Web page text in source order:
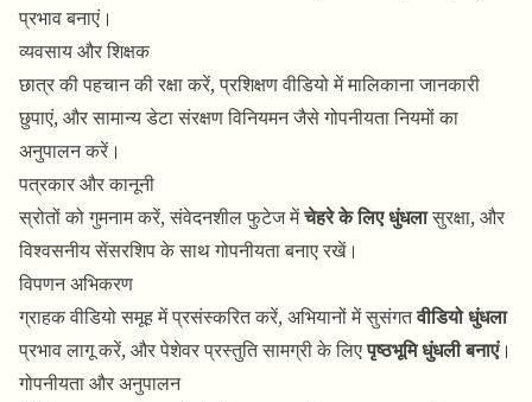
प्रभाव बनाएं।
व्यवसाय और शिक्षक
छात्र की पहचान की रक्षा करें, प्रशिक्षण वीडियो में मालिकाना जानकारी
छुपाएं, और सामान्य डेटा संरक्षण विनियमन जैसे गोपनीयता नियमों का
अनुपालन करें।
पत्रकार और कानूनी
स्रोतों को गुमनाम करें, संवेदनशील फुटेज मेंचेहरे के लिए धुंधलासुरक्षा, और
विश्वसनीय सेंसरशिप के साथ गोपनीयता बनाए रखें।
विपणन अभिकरण
ग्राहक वीडियो समूह में प्रसंस्करित करें, अभियानों में सुसंगतवीडियो धुंधला
प्रभाव लागू करें, और पेशेवर प्रस्तुति सामग्री के लिएपृष्ठभूमि धुंधली बनाएं।
गोपनीयता और अनुपालन